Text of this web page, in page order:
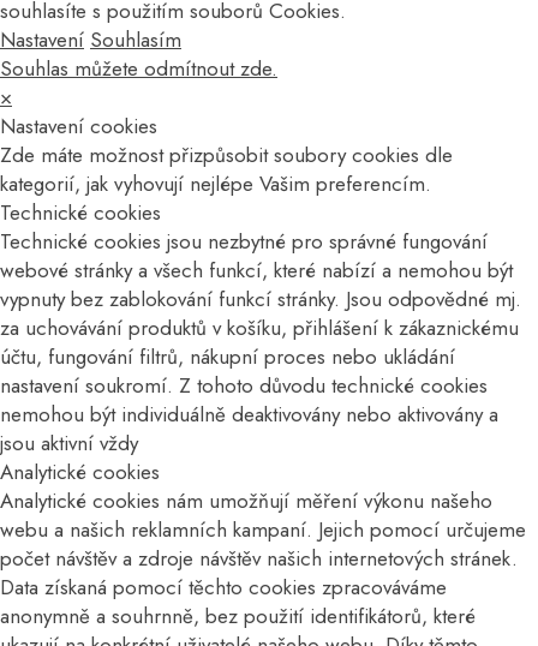
souhlasíte s použitím souborů Cookies.
Nastavení Souhlasím
Souhlas můžete odmítnout zde.
×
Nastavení cookies
Zde máte možnost přizpůsobit soubory cookies dle
kategorií, jak vyhovují nejlépe Vašim preferencím.
Technické cookies
Technické cookies jsou nezbytné pro správné fungování
webové stránky a všech funkcí, které nabízí a nemohou být
vypnuty bez zablokování funkcí stránky. Jsou odpovědné mj.
za uchovávání produktů v košíku, přihlášení k zákaznickému
účtu, fungování filtrů, nákupní proces nebo ukládání
nastavení soukromí. Z tohoto důvodu technické cookies
nemohou být individuálně deaktivovány nebo aktivovány a
jsou aktivní vždy
Analytické cookies
Analytické cookies nám umožňují měření výkonu našeho
webu a našich reklamních kampaní. Jejich pomocí určujeme
počet návštěv a zdroje návštěv našich internetových stránek.
Data získaná pomocí těchto cookies zpracováváme
anonymně a souhrnně, bez použití identifikátorů, které